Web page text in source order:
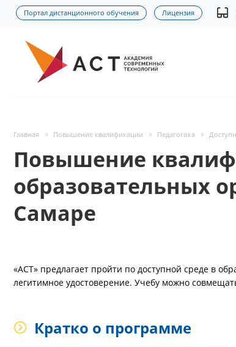
Портал дистанционного обучения Лицензия
Главная Повышение квалификации Педагогика
Повышение
образовательных
Самаре
«АСТ» предлагает пройти по доступной среде в
легитимное удостоверение. Учебу можно
Кратко о программе